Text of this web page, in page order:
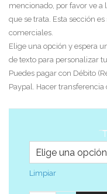
mencionado, por favor ve a
que se trata. Esta sección
comerciales.
Elige una opción y espera
de texto para personalizar
Puedes pagar con Débito
Paypal. Hacer transferencia
Limpiar